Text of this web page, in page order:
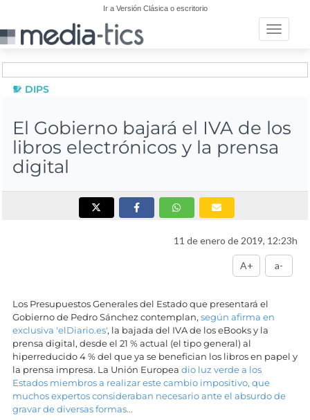
Ir a Versión Clásica o escritorio
Toggle
DIPS
El Gobierno bajará el IVA de los
libros electrónicos y la prensa
digital
11 de enero de 2019, 12:23h
A+ a-
Los Presupuestos Generales del Estado que presentará el
Gobierno de Pedro Sánchez contemplan, según afirma en
exclusiva 'elDiario.es', la bajada del IVA de los eBooks y la
prensa digital, desde el 21 % actual (el tipo general) al
hiperreducido 4 % del que ya se benefician los libros en papel y
la prensa impresa. La Unión Europea dio luz verde a los
Estados miembros a realizar este cambio impositivo, que
muchos expertos consideraban necesario ante el absurdo de
gravar de diversas formas...